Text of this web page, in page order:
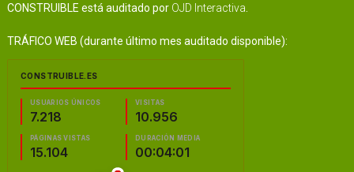
CONSTRUIBLE está auditado por OJD Interactiva
TRÁFICO WEB (durante último mes auditado disponible):